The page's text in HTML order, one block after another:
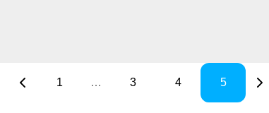
1 … 3 4 5